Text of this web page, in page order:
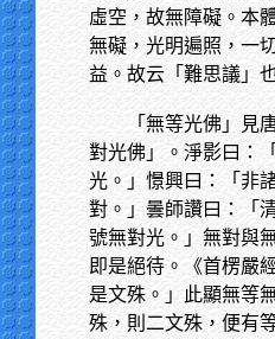
虛空，故無障礙。本
無礙，光明遍照，一
益。故云「難思議」
「無等光佛」見
對光佛」。淨影曰：
光。」憬興曰：「非
對。」曇師讚曰：「
號無對光。」無對與
即是絕待。《首楞嚴
是文殊。」此顯無等
殊，則二文殊，便有